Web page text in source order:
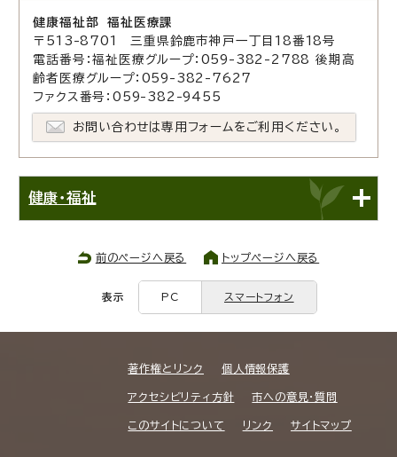
健康福祉部 福祉医療課
〒513-8701 三重県鈴鹿市神戸一丁目18番18号
電話番号：福祉医療グループ：059-382-2788 後期高
齢者医療グループ：059-382-7627
ファクス番号：059-382-9455
お問い合わせは専用フォームをご利用ください。
健康・福祉
前のページへ戻る トップページへ戻る
表示 PC スマートフォン
著作権とリンク 個人情報保護
アクセシビリティ方針 市への意見・質問
このサイトについて リンク サイトマップ